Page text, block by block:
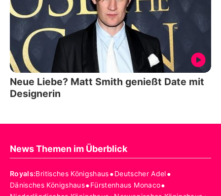
Neue Liebe? Matt Smith genießt Date mit
Designerin
News Themen im Überblick
Royals:Britisches Königshaus•Deutscher Adel•
Dänisches Königshaus•Fürstenhaus Monaco•